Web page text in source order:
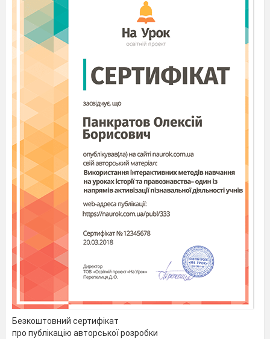
Безкоштовний сертифікат
про публікацію авторської розробки